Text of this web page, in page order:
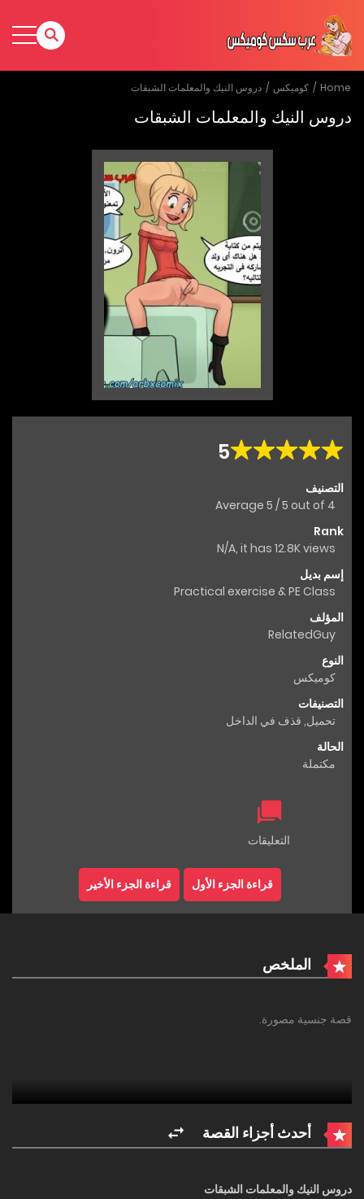
Home كوميكس دروس النيك والمعلمات الشبقات
دروس النيك والمعلمات الشبقات
5
التصنيف
Average 5 /5 out of 4
Rank
N/A, it has 12.8K views
إسم بديل
Practical exercise & PE Class
المؤلف
RelatedGuy
النوع
كوميكس
التصنيفات
تحميل, قذف في الداخل
الحالة
مكتملة
التعليقات
قراءة الجزء الأول قراءة الجزء الأخير
الملخص
قصة جنسية مصورة.
أحدث أجزاء القصة
دروس النيك والمعلمات الشبقات